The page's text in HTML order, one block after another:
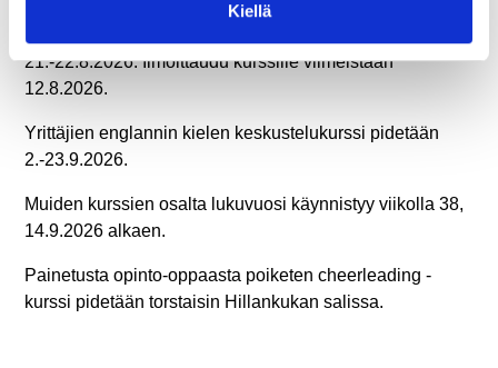
Kiellä
21.-22.8.2026. Ilmoittaudu kurssille viimeistään
12.8.2026.
Yrittäjien englannin kielen keskustelukurssi pidetään
2.-23.9.2026.
Muiden kurssien osalta lukuvuosi käynnistyy viikolla 38,
14.9.2026 alkaen.
Painetusta opinto-oppaasta poiketen cheerleading -
kurssi pidetään torstaisin Hillankukan salissa.